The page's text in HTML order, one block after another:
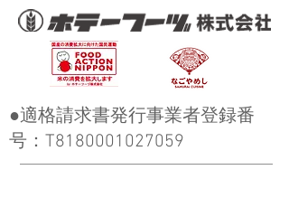
●適格請求書発行事業者登録番
号：T8180001027059